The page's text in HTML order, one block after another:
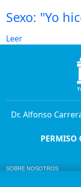
Sexo: "Yo
Leer
Dr. Alfonso
PERMISO
SOBRE NOSOTROS